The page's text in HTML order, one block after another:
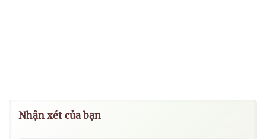
Nhận xét của bạn